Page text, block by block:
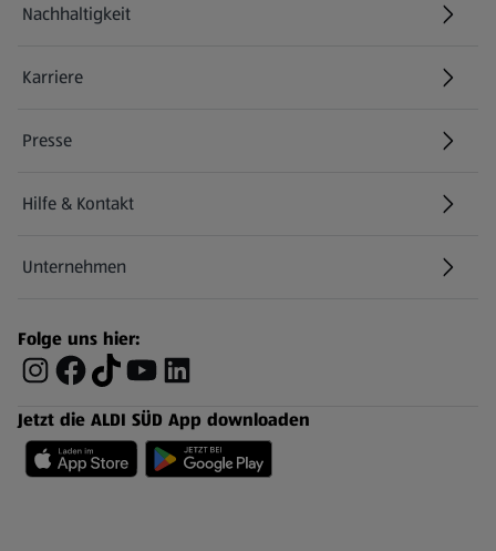
Nachhaltigkeit
Karriere
Presse
Hilfe & Kontakt
(öffnet in einem neuen Tab)
Unternehmen
Folge uns hier:
Jetzt die ALDI SÜD App downloaden